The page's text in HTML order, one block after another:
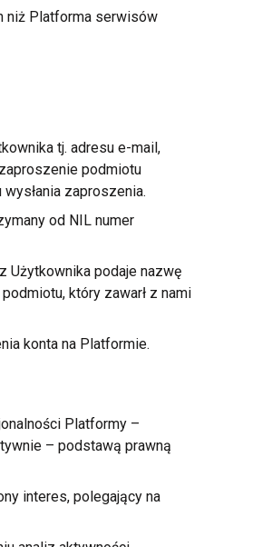
niż Platforma serwisów
tj. adresu e-mail,
podmiotu
wysłania zaproszenia.
od NIL numer
Użytkownika podaje nazwę
który zawarł z nami
konta na Platformie.
Platformy –
– podstawą prawną
interes, polegający na